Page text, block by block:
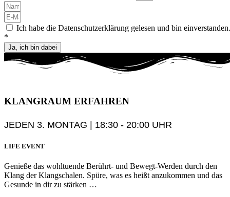
Ich habe die Datenschutzerklärung gelesen und bin einverstanden.
*
Ja, ich bin dabei
KLANGRAUM ERFAHREN
JEDEN 3. MONTAG | 18:30 - 20:00 UHR
LIFE EVENT
Genieße das wohltuende Berührt- und Bewegt-Werden durch den
Klang der Klangschalen. Spüre, was es heißt anzukommen und das
Gesunde in dir zu stärken …